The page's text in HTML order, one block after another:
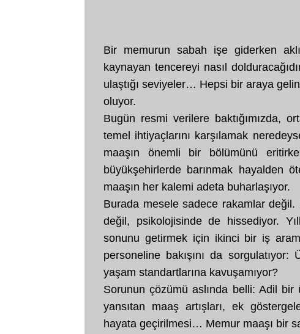
Bir memurun sabah işe giderken
kaynayan tencereyi nasıl
ulaştığı seviyeler… Hepsi bir araya
oluyor.
Bugün resmi verilere baktığımızda,
temel ihtiyaçlarını karşılamak
maaşın önemli bir bölümünü
büyükşehirlerde barınmak hayalden
maaşın her kalemi adeta buharlaşıyor.
Burada mesele sadece rakamlar değil.
değil, psikolojisinde de hissediyor.
sonunu getirmek için ikinci bir iş
personeline bakışını da
yaşam standartlarına kavuşamıyor?
Sorunun çözümü aslında belli: Adil bir
yansıtan maaş artışları, ek
hayata geçirilmesi… Memur maaşı bir